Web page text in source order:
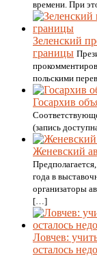
времени. При
Зеленский
границы
польскими
Госархив
(запись
Женевский
года в
организаторы
[…]
Ловчев:
осталось